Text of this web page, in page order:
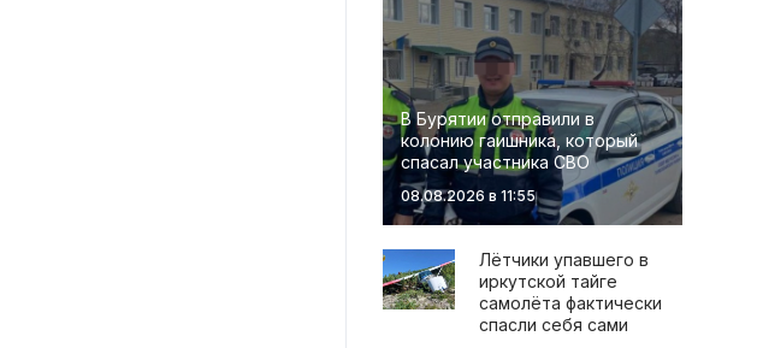
В Бурятии отправили в
колонию гаишника, который
спасал участника СВО
08.08.2026 в 11:55
Лётчики упавшего в
иркутской тайге
самолёта фактически
спасли себя сами